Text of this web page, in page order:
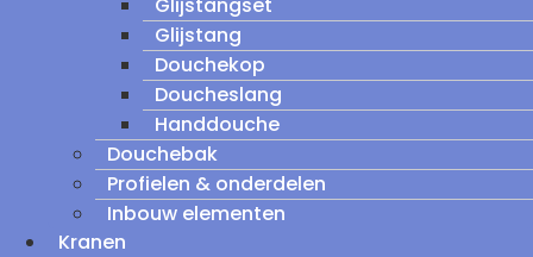
Glijstang
Douchekop
Doucheslang
Handdouche
Douchebak
Profielen & onderdelen
Inbouw elementen
Kranen